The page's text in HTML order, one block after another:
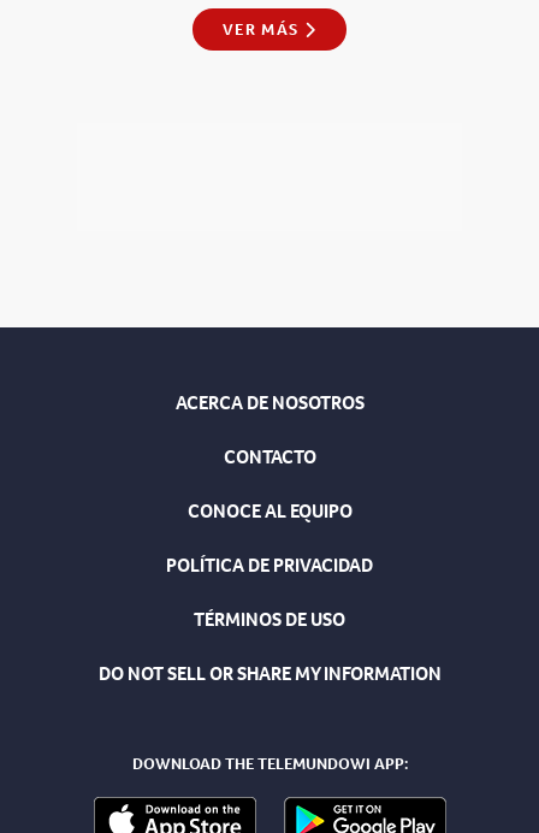
VER MÁS
ACERCA DE NOSOTROS
CONTACTO
CONOCE AL EQUIPO
POLÍTICA DE PRIVACIDAD
TÉRMINOS DE USO
DO NOT SELL OR SHARE MY INFORMATION
DOWNLOAD THE TELEMUNDOWI APP: